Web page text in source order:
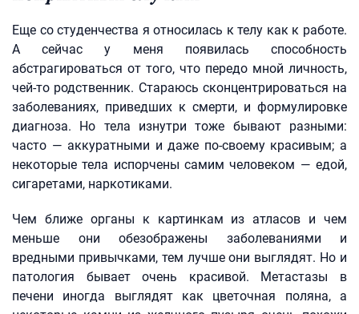
Еще со студенчества я относилась к телу как к работе.
А сейчас у меня появилась способность
абстрагироваться от того, что передо мной личность,
чей‑то родственник. Стараюсь сконцентрироваться на
заболеваниях, приведших к смерти, и формулировке
диагноза. Но тела изнутри тоже бывают разными:
часто — аккуратными и даже по-своему красивым; а
некоторые тела испорчены самим человеком — едой,
сигаретами, наркотиками.
Чем ближе органы к картинкам из атласов и чем
меньше они обезображены заболеваниями и
вредными привычками, тем лучше они выглядят. Но и
патология бывает очень красивой. Метастазы в
печени иногда выглядят как цветочная поляна, а